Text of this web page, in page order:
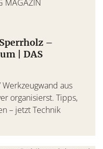
–
| DAS
aus
organisierst. Tipps,
– jetzt Technik